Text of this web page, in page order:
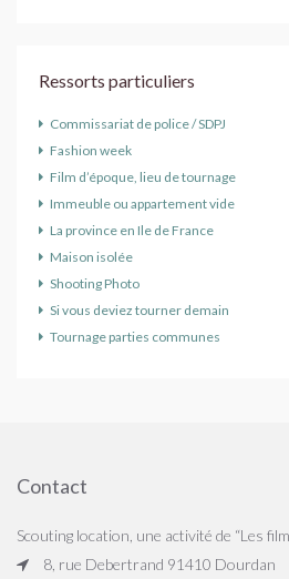
Ressorts particuliers
Commissariat de police / SDPJ
Fashion week
Film d’époque, lieu de tournage
Immeuble ou appartement vide
La province en Ile de France
Maison isolée
Shooting Photo
Si vous deviez tourner demain
Tournage parties communes
Contact
Scouting location, une activité de “Les
8, rue Debertrand 91410 Dourdan